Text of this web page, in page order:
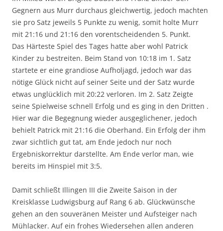
Gegnern aus Murr durchaus gleichwertig, jedoch machten
sie pro Satz jeweils 5 Punkte zu wenig, somit holte Murr
mit 21:16 und 21:16 den vorentscheidenden 5. Punkt.
Das Härteste Spiel des Tages hatte aber wohl Patrick
Kinder zu bestreiten. Beim Stand von 10:18 im 1. Satz
startete er eine grandiose Aufholjagd, jedoch war das
nötige Glück nicht auf seiner Seite und der Satz wurde
etwas unglücklich mit 20:22 verloren. Im 2. Satz Zeigte
seine Spielweise schnell Erfolg und es ging in den Dritten .
Hier war die Begegnung wieder ausgeglichener, jedoch
behielt Patrick mit 21:16 die Oberhand. Ein Erfolg der ihm
zwar sichtlich gut tat, am Ende jedoch nur noch
Ergebniskorrektur darstellte. Am Ende verlor man, wie
bereits im Hinspiel mit 3:5.
Damit schließt Illingen III die Zweite Saison in der
Kreisklasse Ludwigsburg auf Rang 6 ab. Glückwünsche
gehen an den souveränen Meister und Aufsteiger nach
Mühlacker. Auf ein frohes Wiedersehen allen anderen